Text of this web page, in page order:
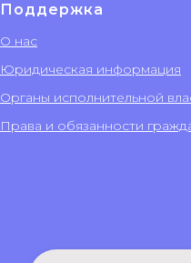
Поддержка
О нас
Юридическая информация
Органы исполнительной
Права и обязанности